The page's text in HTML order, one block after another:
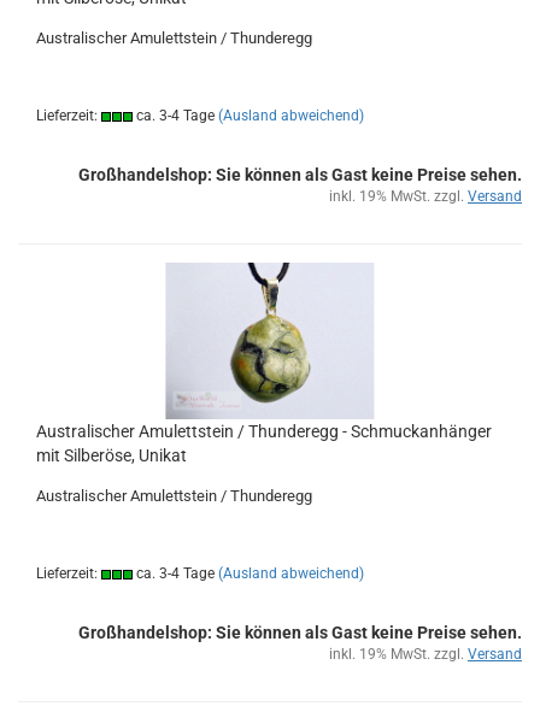
Aus­tra­li­scher Amu­lett­stein / Thun­de­r­egg
Lieferzeit: ca. 3-4 Tage (Ausland abweichend)
Großhandelshop: Sie können als Gast keine Preise sehen.
inkl. 19% MwSt. zzgl. Versand
Aus­tra­li­scher Amu­lett­stein / Thun­de­r­egg - Schmuck­an­hän­ger
mit Sil­ber­ö­se, Uni­kat
Aus­tra­li­scher Amu­lett­stein / Thun­de­r­egg
Lieferzeit: ca. 3-4 Tage (Ausland abweichend)
Großhandelshop: Sie können als Gast keine Preise sehen.
inkl. 19% MwSt. zzgl. Versand